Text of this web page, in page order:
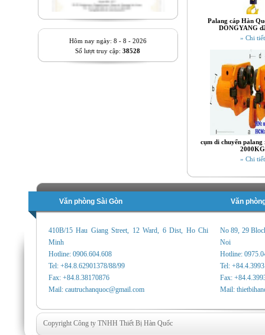
Hôm nay ngày: 8 - 8 - 2026
Số lượt truy cập:38528
Palang cáp Hàn
DONGYANG
» Chi tiết
cụm di chuyển
2000KG
» Chi tiết
Văn phòng Sài Gòn Văn
410B/15 Hau Giang Street, 12 Ward, 6 Dist, Ho Chi
Minh
Hotline: 0906.604.608
Tel: +84.8.62901378/88/99
Fax: +84.8.38170876
Mail: cautruchanquoc@gmail.com
No 89, 29
Noi
Hotline:
Tel:
Fax:
Mail:
Copyright Công ty TNHH Thiết Bị Hàn Quốc